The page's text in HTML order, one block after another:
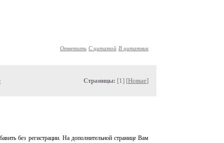
Ответить С цитатой В цитатник
Страницы: [1] [Новые]
без регистрации. На дополнительной странице Вам